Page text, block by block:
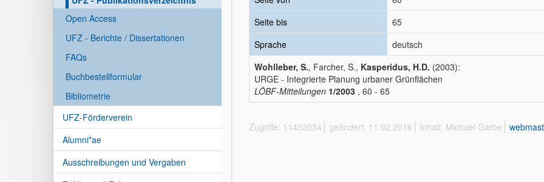
Open Access
UFZ - Berichte / Dissertationen
FAQs
Buchbestellformular
Bibliometrie
UFZ-Förderverein
Alumni*ae
Ausschreibungen und Vergaben
Seite bis
65
Sprache
deutsch
Wohlleber, S., Farcher, S., Kasperidus, H.D. (2003):
URGE - Integrierte Planung urbaner Grünflächen
LÖBF-Mitteilungen 1/2003 , 60 - 65
Zugriffe: 11452034 geändert: 11.02.2016 Inhalt: Michael Garbe